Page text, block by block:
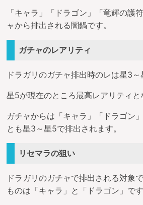
「キャラ」「ドラゴン」「竜輝の護
ャから排出される闇鍋です。
ガチャのレアリティ
ドラガリのガチャ排出時のレは星3～
星5が現在のところ最高レアリティと
ガチャからは「キャラ」「ドラゴン
とも星3～星5で排出されます。
リセマラの狙い
ドラガリのガチャで排出される対象
ものは「キャラ」と「ドラゴン」です